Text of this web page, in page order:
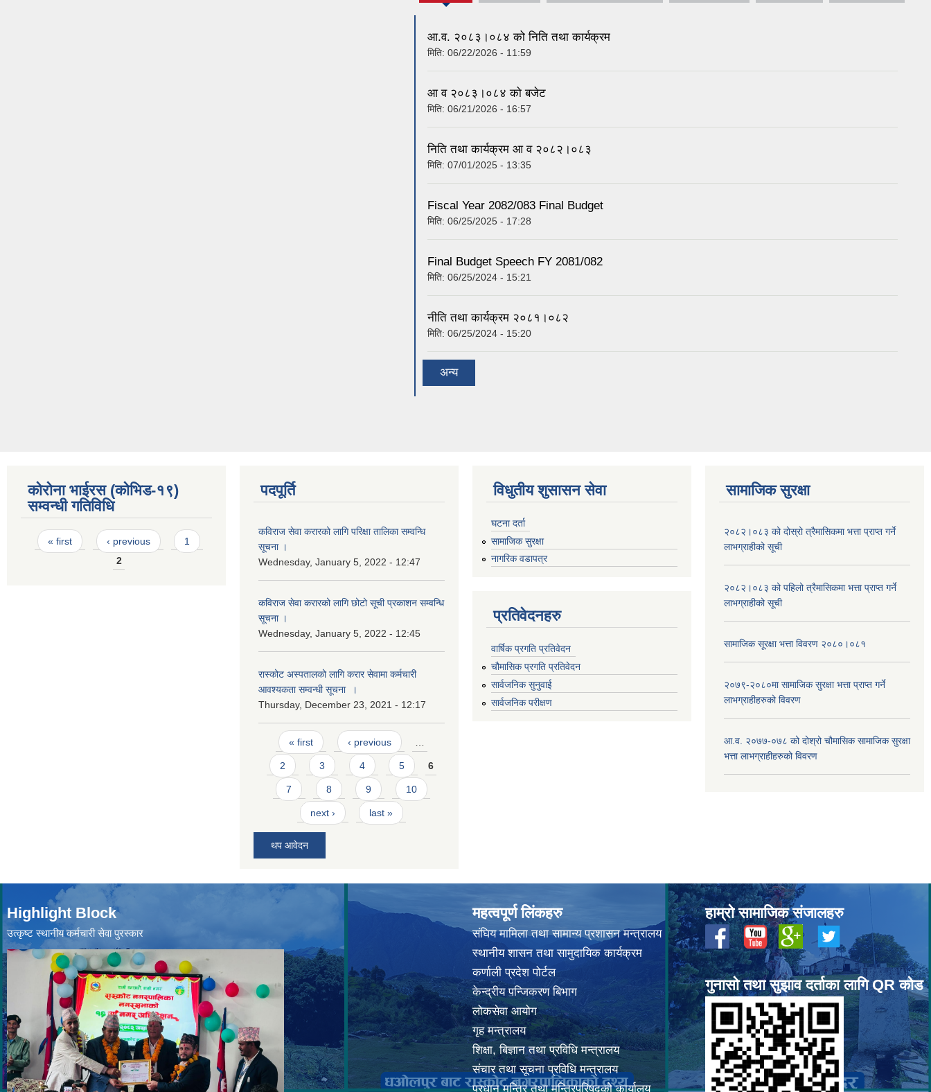
आ.व. २०८३।०८४ को निति तथा कार्यक्रम
मिति: 06/22/2026 - 11:59
आ व २०८३।०८४ को बजेट
मिति: 06/21/2026 - 16:57
निति तथा कार्यक्रम आ व २०८२।०८३
मिति: 07/01/2025 - 13:35
Fiscal Year 2082/083 Final Budget
मिति: 06/25/2025 - 17:28
Final Budget Speech FY 2081/082
मिति: 06/25/2024 - 15:21
नीति तथा कार्यक्रम २०८१।०८२
मिति: 06/25/2024 - 15:20
अन्य
कोरोना भाईरस (कोभिड-१९)
सम्वन्धी गतिविधि
Pages
« first ‹ previous
1
2
पदपूर्ति
कविराज सेवा करारको लागि परिक्षा तालिका सम्वन्धि
सूचना ।
Wednesday, January 5, 2022 - 12:47
कविराज सेवा करारको लागि छोटो सूची प्रकाशन सम्वन्धि
सूचना ।
Wednesday, January 5, 2022 - 12:45
रास्‍कोट अस्पतालको लागि करार सेवामा कर्मचारी
आवश्यकता सम्वन्धी सूचना ।
Thursday, December 23, 2021 - 12:17
Pages
« first ‹ previous …
2 3 4 5 6
7 8 9 10
next › last »
थप आवेदन
विधुतीय शुसासन सेवा
घटना दर्ता
सामाजिक सुरक्षा
नागरिक वडापत्र
प्रतिवेदनहरु
वार्षिक प्रगति प्रतिवेदन
चौमासिक प्रगति प्रतिवेदन
सार्वजनिक सुनुवाई
सार्वजनिक परीक्षण
सामाजिक सुरक्षा
२०८२।०८३ को दोस्रो त्रैमासिकमा भत्ता प्राप्‍त गर्ने
लाभग्राहीको सूची
२०८२।०८३ को पहिलो त्रैमासिकमा भत्ता प्राप्‍त गर्ने
लाभग्राहीको सूची
सामाजिक सूरक्षा भत्ता विवरण २०८०।०८१
२०७९-२०८०मा सामाजिक सुरक्षा भत्ता प्राप्त गर्ने
लाभग्राहीहरुको विवरण
आ.व. २०७७-०७८ को दोश्रो चौमासिक सामाजिक सुरक्षा
भत्ता लाभग्राहीहरुको विवरण
Highlight Block
उत्‍कृष्ट स्थानीय कर्मचारी सेवा पुरस्कार
महत्वपूर्ण लिंकहरु
संघिय मामिला तथा सामान्य प्रशासन मन्त्रालय
स्थानीय शासन तथा सामुदायिक कार्यक्रम
कर्णाली प्रदेश पोर्टल
केन्द्रीय पन्जिकरण बिभाग
लोकसेवा आयोग
गृह मन्त्रालय
शिक्षा, बिज्ञान तथा प्रविधि मन्त्रालय
संचार तथा सूचना प्रविधि मन्त्रालय
प्रधान मन्त्रि तथा मन्त्रिपरिषदको कार्यालय
हाम्रो सामाजिक संजालहरु
गुनासो तथा सुझाव दर्ताका लागि QR कोड